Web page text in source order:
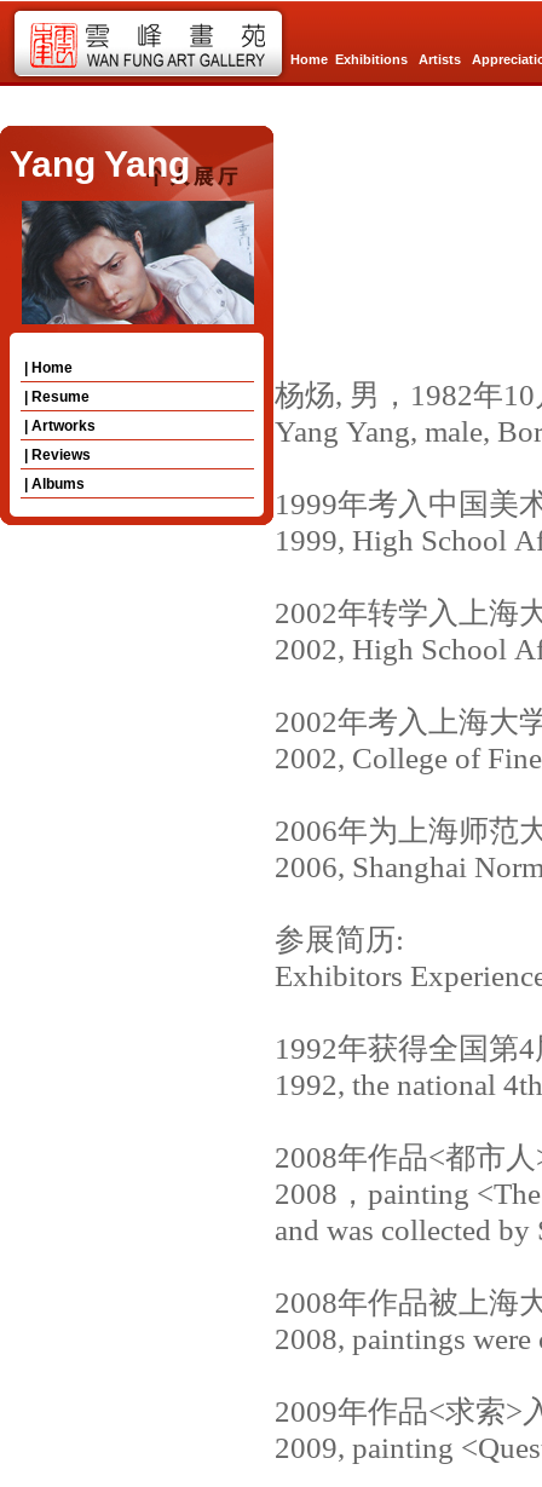
Home Exhibitions Artists
Yang Yang
| Home
| Resume
| Artworks
| Reviews
| Albums
杨炀, 男， 1982年10
Yang Yang, male,
1999年考入中国美
1999, High School
2002年转学入上海
2002, High School
2002年考入上海大
2002, College of
2006年为上海师范
2006, Shanghai
参展简历:
Exhibitors
1992年获得全国第4
1992, the national
2008年作品<都市人
2008 ， painting
and was collected
2008年作品被上海
2008, paintings
2009年作品<求索>
2009, painting